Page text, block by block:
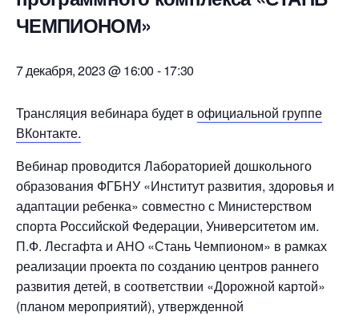
ЧЕМПИОНОМ»
7 декабря, 2023 @ 16:00 -17:30
Трансляция вебинара будет в официальной группе
ВКонтакте.
Вебинар проводится Лабораторией дошкольного
образования ФГБНУ «Институт развития, здоровья и
адаптации ребенка» совместно с Министерством
спорта Российской Федерации, Университетом им.
П.Ф. Лесгафта и АНО «Стань Чемпионом» в рамках
реализации проекта по созданию центров раннего
развития детей, в соответствии «Дорожной картой»
(планом мероприятий), утвержденной